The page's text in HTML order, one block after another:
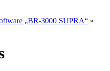
„BR-3000 SUPRA“ »